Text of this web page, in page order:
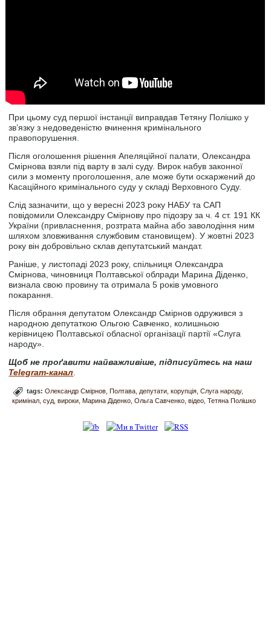
При цьому суд першої інстанції виправдав Тетяну Полішко у
зв’язку з недоведеністю вчинення кримінального
правопорушення.
Після оголошення рішення Апеляційної палати, Олександра
Смірнова взяли під варту в залі суду. Вирок набув законної
сили з моменту проголошення, але може бути оскаржений до
Касаційного кримінального суду у складі Верховного Суду.
Слід зазначити, що у вересні 2023 року НАБУ та САП
повідомили Олександру Смірнову про підозру за ч. 4 ст. 191 КК
України (привласнення, розтрата майна або заволодіння ним
шляхом зловживання службовим становищем). У жовтні 2023
року він добровільно склав депутатський мандат.
Раніше, у листопаді 2023 року, спільниця Олександра
Смірнова, чиновниця Полтавської облради Марина Діденко,
визнала свою провину та отримала 5 років умовного
покарання.
Після обрання депутатом Олександр Смірнов одружився з
народною депутаткою Ольгою Савченко, колишньою
керівницею Полтавської обласної організації партії «Слуга
народу».
Щоб не проґавити найважливіше, підписуйтесь на наш
Telegram-канал
tags:Олександр Смірнов Полтава депутати корупція Слуга народу
кримінал суд вироки Марина Діденко Ольга Савченко відео Тетяна Полішко